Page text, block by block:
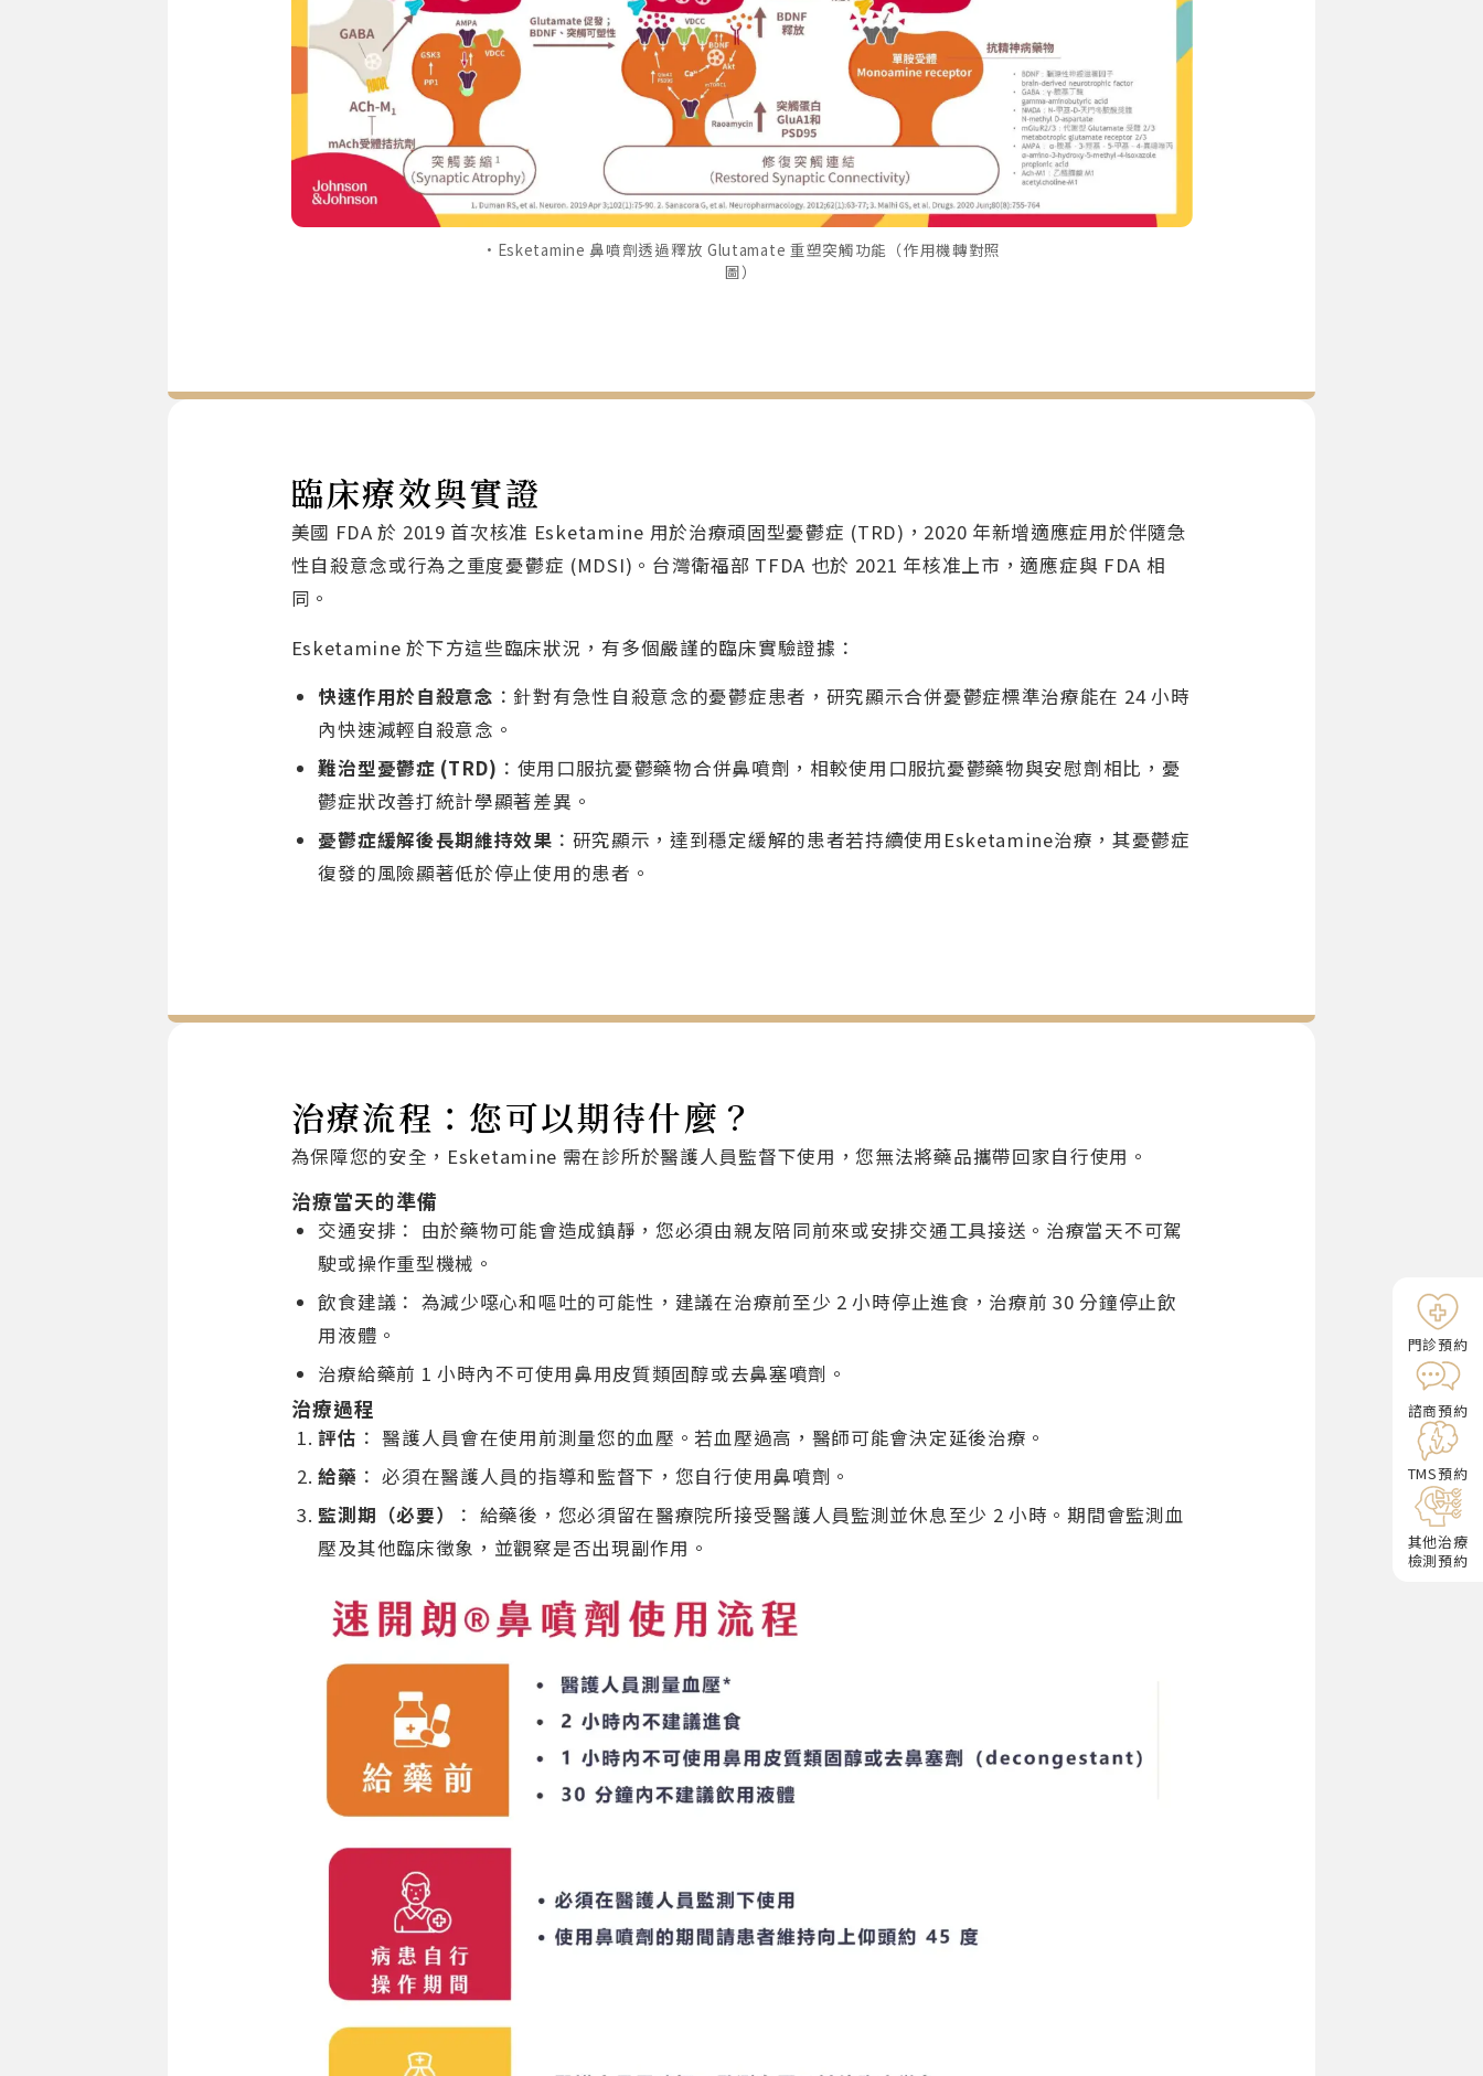
Esketamine 鼻噴劑透過釋放 Glutamate 重塑突觸功能（作用機轉對照
圖）
臨床療效與實證
美國 FDA 於 2019 首次核准 Esketamine 用於治療頑固型憂鬱症 (TRD)，2020 年新增適應症用於伴隨急
性自殺意念或行為之重度憂鬱症 (MDSI)。台灣衛福部 TFDA 也於 2021 年核准上市，適應症與 FDA 相
同。
Esketamine 於下方這些臨床狀況，有多個嚴謹的臨床實驗證據：
快速作用於自殺意念 ：針對有急性自殺意念的憂鬱症患者，研究顯示合併憂鬱症標準治療能在 24 小時
內快速減輕自殺意念。
難治型憂鬱症 (TRD) ：使用口服抗憂鬱藥物合併鼻噴劑，相較使用口服抗憂鬱藥物與安慰劑相比，憂
鬱症狀改善打統計學顯著差異。
憂鬱症緩解後長期維持效果 ：研究顯示，達到穩定緩解的患者若持續使用Esketamine治療，其憂鬱症
復發的風險顯著低於停止使用的患者。
治療流程：您可以期待什麼？
為保障您的安全，Esketamine 需在診所於醫護人員監督下使用，您無法將藥品攜帶回家自行使用。
治療當天的準備
交通安排： 由於藥物可能會造成鎮靜，您必須由親友陪同前來或安排交通工具接送。治療當天不可駕
駛或操作重型機械。
飲食建議： 為減少噁心和嘔吐的可能性，建議在治療前至少 2 小時停止進食，治療前 30 分鐘停止飲
用液體。
治療給藥前 1 小時內不可使用鼻用皮質類固醇或去鼻塞噴劑。
治療過程
評估 ： 醫護人員會在使用前測量您的血壓。若血壓過高，醫師可能會決定延後治療。
給藥 ： 必須在醫護人員的指導和監督下，您自行使用鼻噴劑。
監測期（必要）
： 給藥後，您必須留在醫療院所接受醫護人員監測並休息至少 2 小時。期間會監測血
壓及其他臨床徵象，並觀察是否出現副作用。
門診預約
諮商預約
TMS預約
其他治療
檢測預約